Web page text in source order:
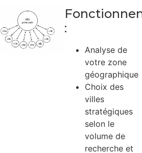
:
Analyse de
votre zone
géographique
Choix des
villes
stratégiques
selon le
volume de
recherche et